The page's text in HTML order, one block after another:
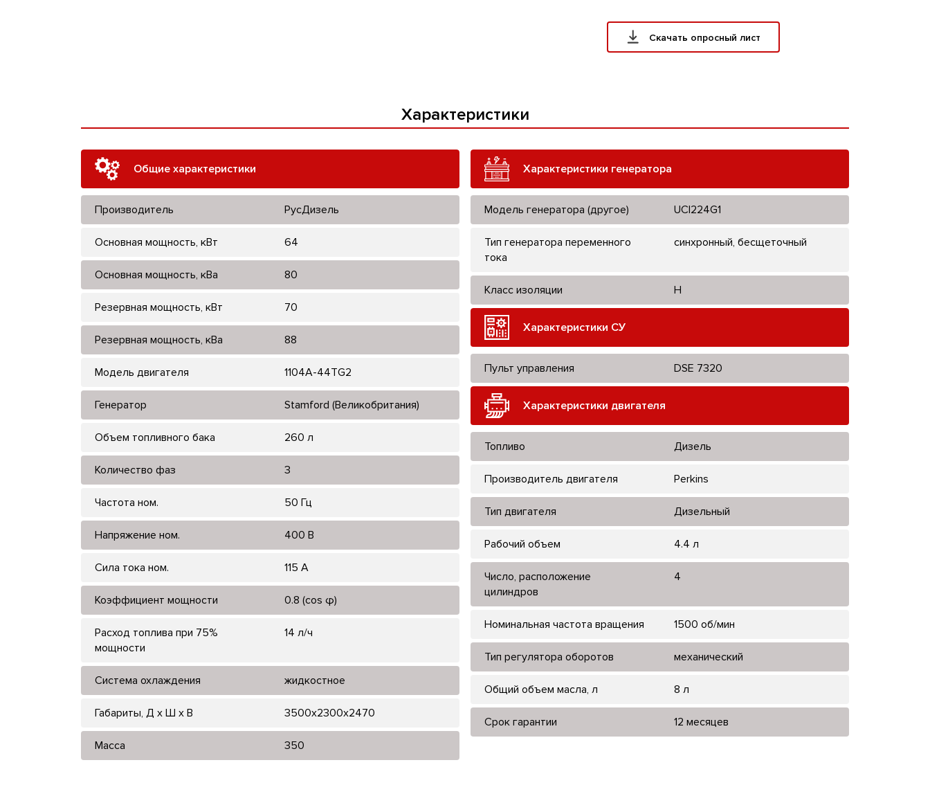
Скачать опросный лист
Характеристики
Общие характеристики
Производитель РусДизель
Основная мощность, кВт 64
Основная мощность, кВа 80
Резервная мощность, кВт 70
Резервная мощность, кВа 88
Модель двигателя 1104A-44TG2
Генератор Stamford (Великобритания)
Объем топливного бака 260 л
Количество фаз 3
Частота ном. 50 Гц
Напряжение ном. 400 В
Сила тока ном. 115 А
Коэффициент мощности 0.8 (cos φ)
Расход топлива при 75%
мощности
14 л/ч
Система охлаждения жидкостное
Габариты, Д x Ш x В 3500x2300x2470
Масса 350
Характеристики генератора
Модель генератора (другое) UCI224G1
Тип генератора переменного
тока
синхронный, бесщеточный
Класс изоляции H
Характеристики СУ
Пульт управления DSE 7320
Характеристики двигателя
Топливо Дизель
Производитель двигателя Perkins
Тип двигателя Дизельный
Рабочий объем 4.4 л
Число, расположение
цилиндров
4
Номинальная частота вращения 1500 об/мин
Тип регулятора оборотов механический
Общий объем масла, л 8 л
Срок гарантии 12 месяцев